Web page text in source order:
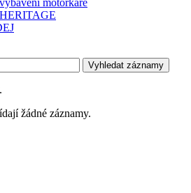
motorkáře
Vyhledat záznamy
žádné záznamy.